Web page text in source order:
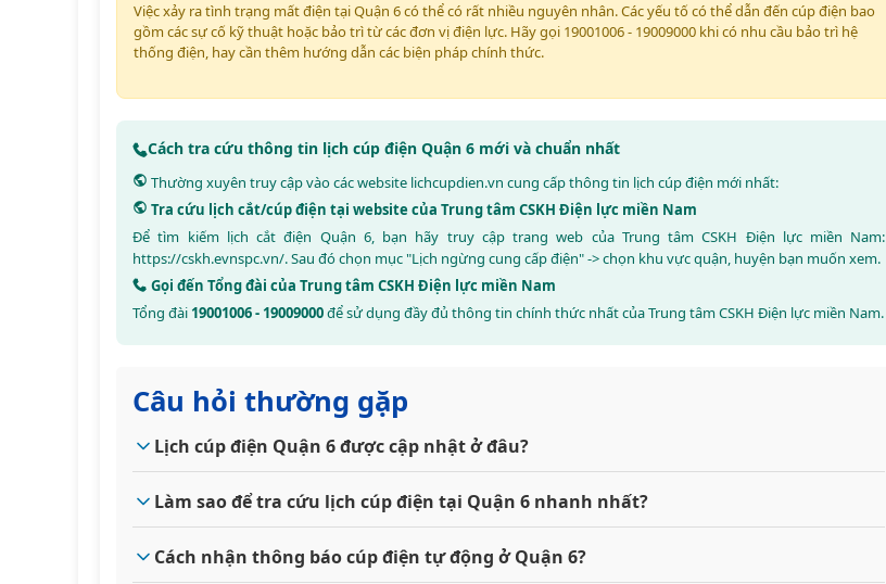
Việc xảy ra tình trạng mất điện tại Quận 6 có thể có rất nhiều nguyên nhân. Các yếu tố có thể dẫn đến cúp điện bao
gồm các sự cố kỹ thuật hoặc bảo trì từ các đơn vị điện lực. Hãy gọi 19001006 - 19009000 khi có nhu cầu bảo trì hệ
thống điện, hay cần thêm hướng dẫn các biện pháp chính thức.
Cách tra cứu thông tin lịch cúp điện Quận 6 mới và chuẩn nhất
Thường xuyên truy cập vào các website lichcupdien.vn cung cấp thông tin lịch cúp điện mới nhất:
Tra cứu lịch cắt/cúp điện tại website của Trung tâm CSKH Điện lực miền Nam
Để tìm kiếm lịch cắt điện Quận 6, bạn hãy truy cập trang web của Trung tâm CSKH Điện lực miền Nam:
https://cskh.evnspc.vn/. Sau đó chọn mục "Lịch ngừng cung cấp điện" -> chọn khu vực quận, huyện bạn muốn xem.
Gọi đến Tổng đài của Trung tâm CSKH Điện lực miền Nam
Tổng đài 19001006 - 19009000để sử dụng đầy đủ thông tin chính thức nhất của Trung tâm CSKH Điện lực miền Nam.
Câu hỏi thường gặp
Lịch cúp điện Quận 6 được cập nhật ở đâu?
Làm sao để tra cứu lịch cúp điện tại Quận 6 nhanh nhất?
Cách nhận thông báo cúp điện tự động ở Quận 6?